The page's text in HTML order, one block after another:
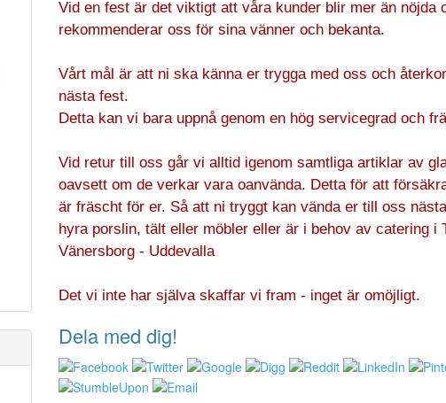
Vid en fest är det viktigt att våra kunder blir mer än nöjda
rekommenderar oss för sina vänner och bekanta.
Vårt mål är att ni ska känna er trygga med oss och
nästa fest.
Detta kan vi bara uppnå genom en hög servicegrad och
Vid retur till oss går vi alltid igenom samtliga artiklar av
oavsett om de verkar vara oanvända. Detta för att
är fräscht för er. Så att ni tryggt kan vända er till oss
hyra porslin, tält eller möbler eller är i behov av catering i
Vänersborg - Uddevalla
Det vi inte har själva skaffar vi fram - inget är omöjligt.
Dela med dig!